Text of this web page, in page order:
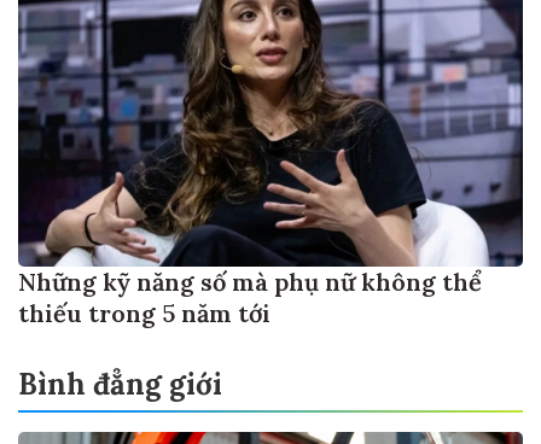
Những kỹ năng số mà phụ nữ không thể
thiếu trong 5 năm tới
Bình đẳng giới